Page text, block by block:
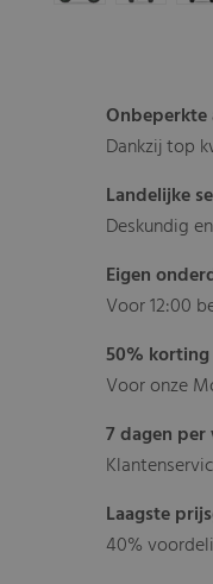
Onbeperkte
Dankzij top
Landelijke
Deskundig
Eigen
Voor 12:00
50%
Voor onze
7 dagen
Laagste
40%